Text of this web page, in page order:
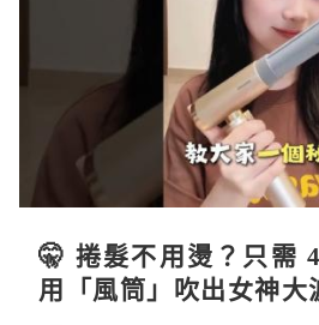
🤫 捲髮不用燙？只需
用「風筒」吹出女神大